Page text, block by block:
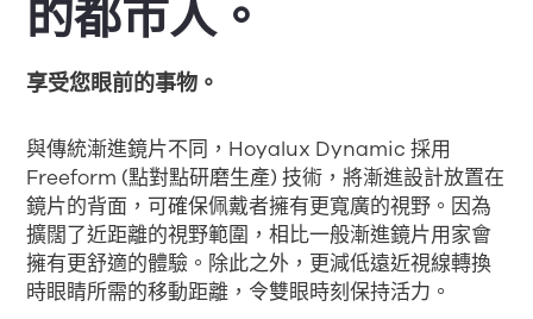
的都市人。
享受您眼前的事物。
與傳統漸進鏡片不同，Hoyalux Dynamic 採用
Freeform (點對點研磨生產) 技術，將漸進設計放置在
鏡片的背面，可確保佩戴者擁有更寬廣的視野。因為
擴闊了近距離的視野範圍，相比一般漸進鏡片用家會
擁有更舒適的體驗。除此之外，更減低遠近視線轉換
時眼睛所需的移動距離，令雙眼時刻保持活力。